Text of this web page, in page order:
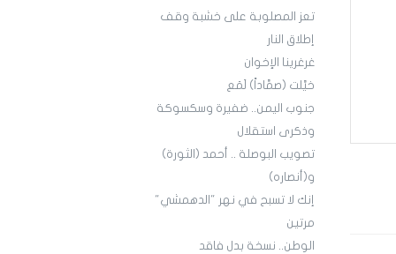
تعز المصلوبة على خشبة وقف
إطلاق النار
غرغرينا الإخوان
خيَّلت (صمَّاداً) لَمَع
جنوب اليمن.. ضفيرة وسكسوكة
وذكرى استقلال
تصويب البوصلة .. أحمد (الثورة)
و(أنصاره)
إنك لا تسبح في نهر "الدهمشي"
مرتين
الوطن.. نسخة بدل فاقد